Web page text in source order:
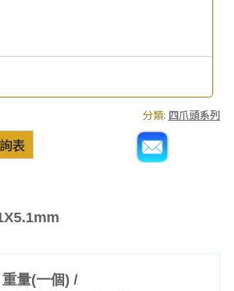
分類: 四爪頭系列
表
重量(一個) /